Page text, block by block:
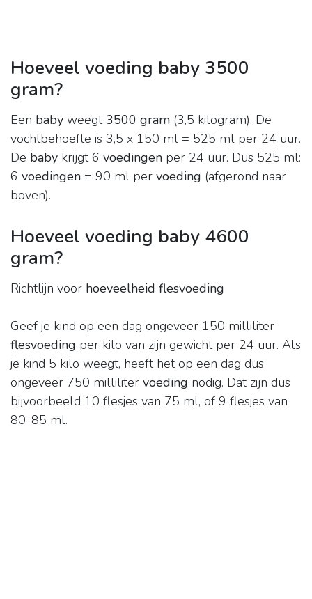
Hoeveel voeding baby 3500
gram?
Een baby weegt3500 gram (3,5 kilogram). De
vochtbehoefte is 3,5 x 150 ml = 525 ml per 24 uur.
De baby krijgt 6 voedingen per 24 uur. Dus 525 ml:
6 voedingen = 90 ml per voeding (afgerond naar
boven).
Hoeveel voeding baby 4600
gram?
Richtlijn voor hoeveelheid flesvoeding
Geef je kind op een dag ongeveer 150 milliliter
flesvoeding per kilo van zijn gewicht per 24 uur. Als
je kind 5 kilo weegt, heeft het op een dag dus
ongeveer 750 milliliter voeding nodig. Dat zijn dus
bijvoorbeeld 10 flesjes van 75 ml, of 9 flesjes van
80-85 ml.